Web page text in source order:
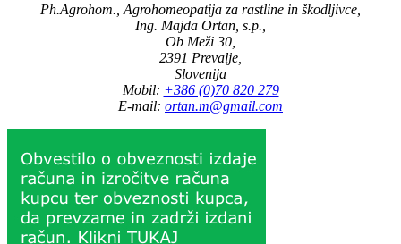
Ph.Agrohom., Agrohomeopatija za rastline in škodljivce,
Ing. Majda Ortan, s.p.,
Ob Meži 30,
2391 Prevalje,
Slovenija
Mobil: +386 (0)70 820 279
E-mail: ortan.m@gmail.com